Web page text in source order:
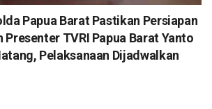
Papua Barat Pastikan Persiapan
TVRI Papua Barat Yanto
Pelaksanaan Dijadwalkan